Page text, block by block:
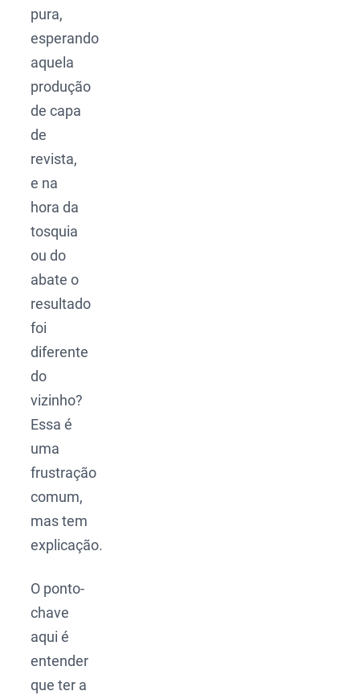
pura,
esperando
aquela
produção
de capa
de
revista,
e na
hora da
tosquia
ou do
abate o
resultado
foi
diferente
do
vizinho?
Essa é
uma
frustração
comum,
mas tem
explicação.
O ponto-
chave
aqui é
entender
que ter a